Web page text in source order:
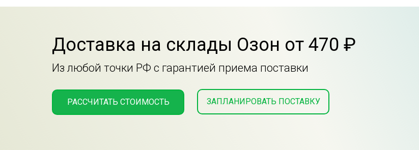
Доставка на склады Озон от 470 ₽
РАССЧИТАТЬ СТОИМОСТЬ
Из любой точки РФ с гарантией приема поставки
ЗАПЛАНИРОВАТЬ ПОСТАВКУ